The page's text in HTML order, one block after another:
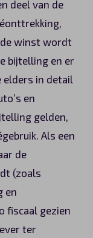
deel van de
de winst wordt
bijtelling en er
elders in detail
en
gelden,
Als een
de
(zoals
en
fiscaal gezien
ter